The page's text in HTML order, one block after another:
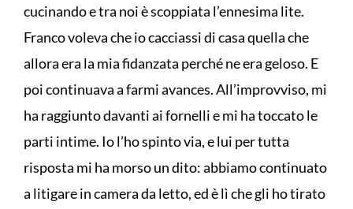
cucinando e tra noi è scoppiata l’ennesima lite.
Franco voleva che io cacciassi di casa quella che
allora era la mia fidanzata perché ne era geloso. E
poi continuava a farmi avances. All’improvviso, mi
ha raggiunto davanti ai fornelli e mi ha toccato le
parti intime. Io l’ho spinto via, e lui per tutta
risposta mi ha morso un dito: abbiamo continuato
a litigare in camera da letto, ed è lì che gli ho tirato